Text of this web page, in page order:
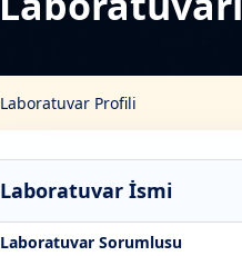
Laboratuvar Profili
Laboratuvar İsmi
Laboratuvar Sorumlusu